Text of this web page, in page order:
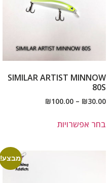
SIMILAR ARTIST MINNOW
80S
₪30.00
–
₪100.00
בחר אפשרויות
מבצע!